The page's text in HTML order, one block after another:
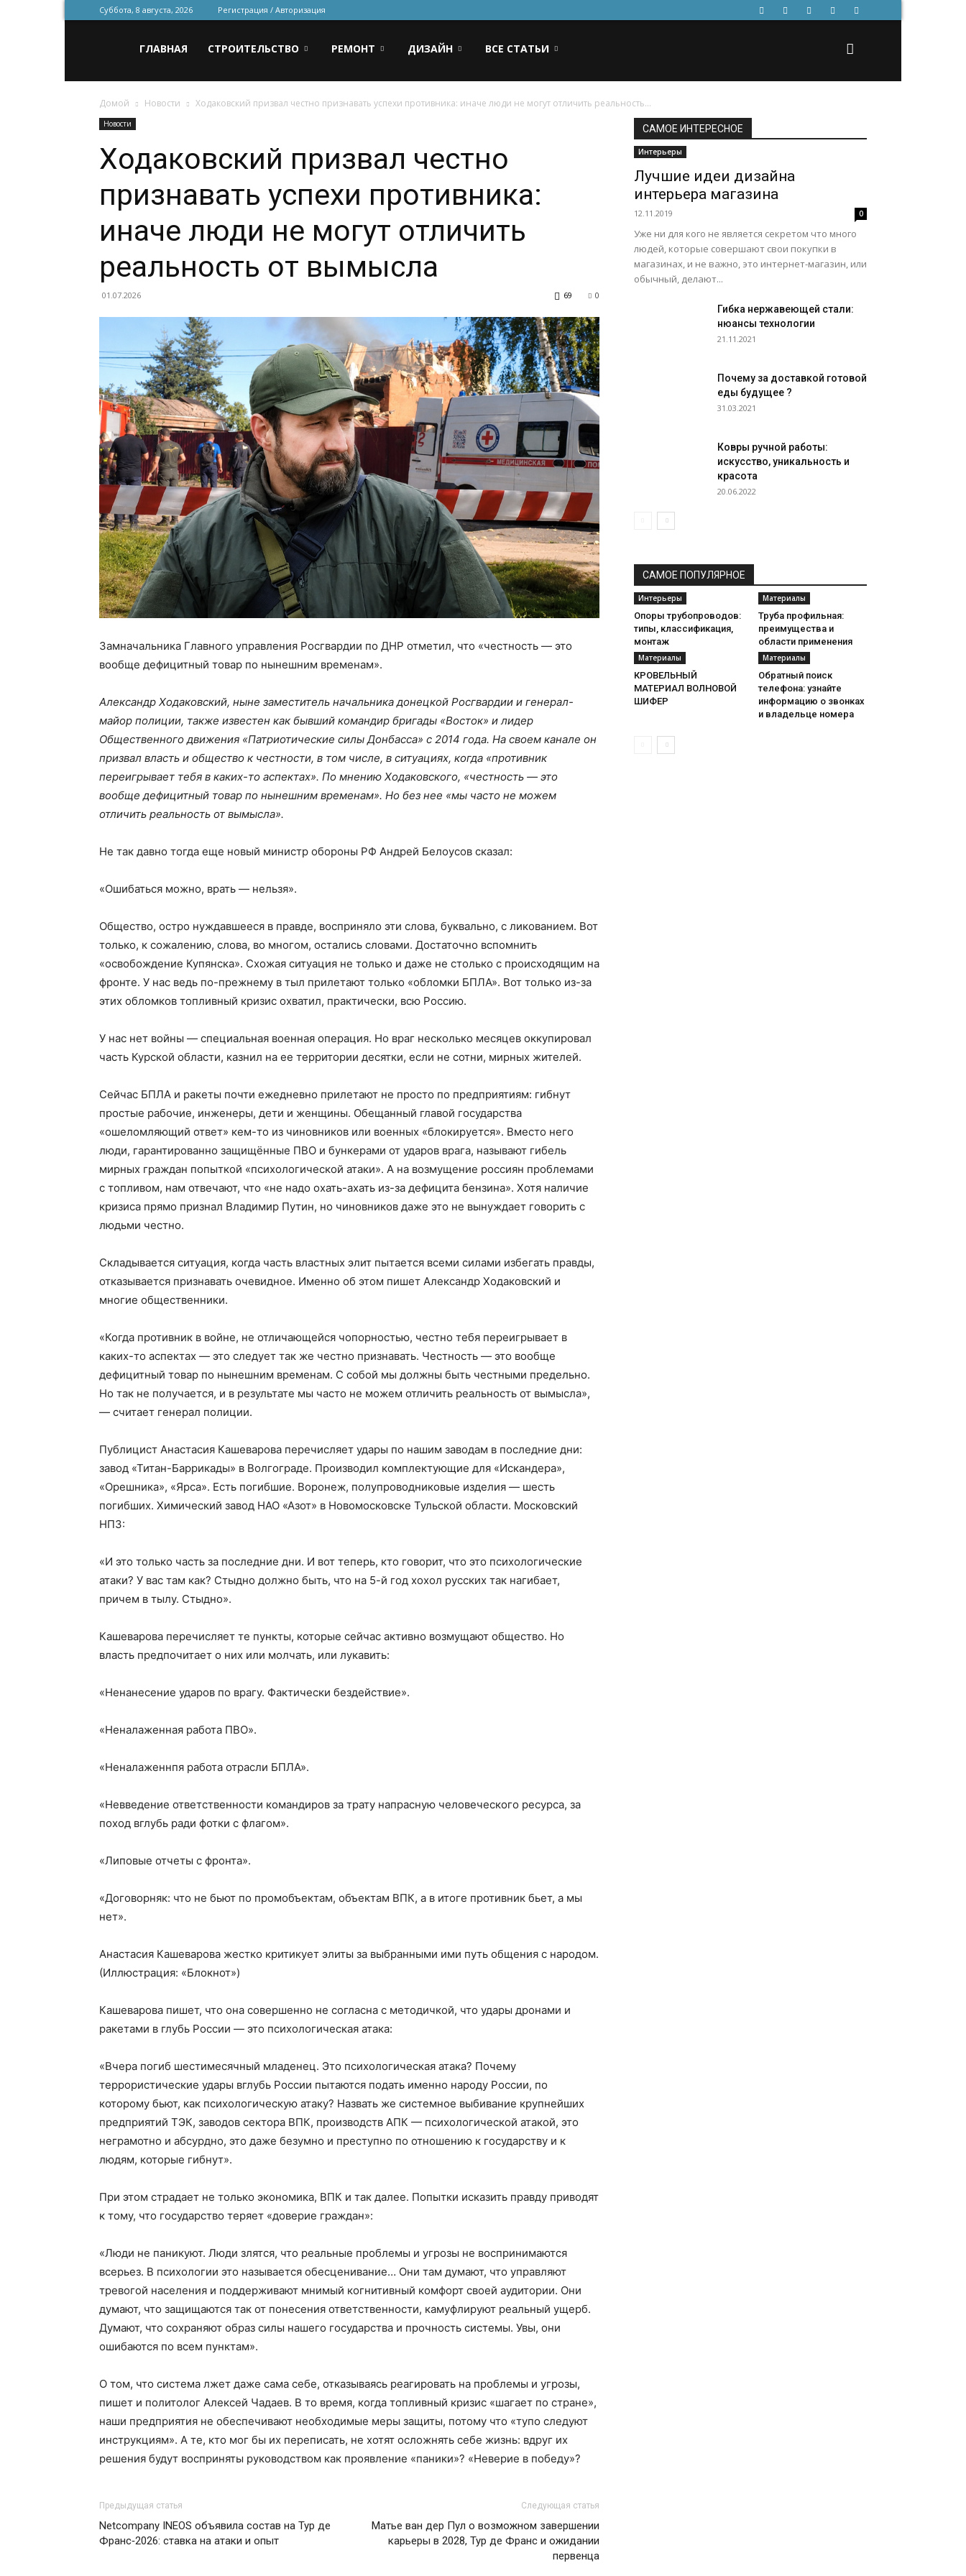
Суббота, 8 августа, 2026 Регистрация / Авторизация
для
строительства
ремонта
ГЛАВНАЯ СТРОИТЕЛЬСТВО РЕМОНТ ДИЗАЙН ВСЕ СТАТЬИ
Домой Новости Ходаковский призвал честно признавать успехи противника: иначе люди не могут отличить реальность...
Новости
Ходаковский призвал честно
признавать успехи противника:
иначе люди не могут отличить
реальность от вымысла
01.07.2026 0
69
Замначальника Главного управления Росгвардии по ДНР отметил, что «честность — это
вообще дефицитный товар по нынешним временам».
Александр Ходаковский, ныне заместитель начальника донецкой Росгвардии и генерал-
майор полиции, также известен как бывший командир бригады «Восток» и лидер
Общественного движения «Патриотические силы Донбасса» с 2014 года. На своем канале он
призвал власть и общество к честности, в том числе, в ситуациях, когда «противник
переигрывает тебя в каких-то аспектах». По мнению Ходаковского, «честность — это
вообще дефицитный товар по нынешним временам». Но без нее «мы часто не можем
отличить реальность от вымысла».
Не так давно тогда еще новый министр обороны РФ Андрей Белоусов сказал:
«Ошибаться можно, врать — нельзя».
Общество, остро нуждавшееся в правде, восприняло эти слова, буквально, с ликованием. Вот
только, к сожалению, слова, во многом, остались словами. Достаточно вспомнить
«освобождение Купянска». Схожая ситуация не только и даже не столько с происходящим на
фронте. У нас ведь по-прежнему в тыл прилетают только «обломки БПЛА». Вот только из-за
этих обломков топливный кризис охватил, практически, всю Россию.
У нас нет войны — специальная военная операция. Но враг несколько месяцев оккупировал
часть Курской области, казнил на ее территории десятки, если не сотни, мирных жителей.
Сейчас БПЛА и ракеты почти ежедневно прилетают не просто по предприятиям: гибнут
простые рабочие, инженеры, дети и женщины. Обещанный главой государства
«ошеломляющий ответ» кем-то из чиновников или военных «блокируется». Вместо него
люди, гарантированно защищённые ПВО и бункерами от ударов врага, называют гибель
мирных граждан попыткой «психологической атаки». А на возмущение россиян проблемами
с топливом, нам отвечают, что «не надо охать-ахать из-за дефицита бензина». Хотя наличие
кризиса прямо признал Владимир Путин, но чиновников даже это не вынуждает говорить с
людьми честно.
Складывается ситуация, когда часть властных элит пытается всеми силами избегать правды,
отказывается признавать очевидное. Именно об этом пишет Александр Ходаковский и
многие общественники.
«Когда противник в войне, не отличающейся чопорностью, честно тебя переигрывает в
каких-то аспектах — это следует так же честно признавать. Честность — это вообще
дефицитный товар по нынешним временам. С собой мы должны быть честными предельно.
Но так не получается, и в результате мы часто не можем отличить реальность от вымысла»,
— считает генерал полиции.
Публицист Анастасия Кашеварова перечисляет удары по нашим заводам в последние дни:
завод «Титан-Баррикады» в Волгограде. Производил комплектующие для «Искандера»,
«Орешника», «Ярса». Есть погибшие. Воронеж, полупроводниковые изделия — шесть
погибших. Химический завод НАО «Азот» в Новомосковске Тульской области. Московский
НПЗ:
«И это только часть за последние дни. И вот теперь, кто говорит, что это психологические
атаки? У вас там как? Стыдно должно быть, что на 5-й год хохол русских так нагибает,
причем в тылу. Стыдно».
Кашеварова перечисляет те пункты, которые сейчас активно возмущают общество. Но
власть предпочитает о них или молчать, или лукавить:
«Ненанесение ударов по врагу. Фактически бездействие».
«Неналаженная работа ПВО».
«Неналаженнпя работа отрасли БПЛА».
«Невведение ответственности командиров за трату напрасную человеческого ресурса, за
поход вглубь ради фотки с флагом».
«Липовые отчеты с фронта».
«Договорняк: что не бьют по промобъектам, объектам ВПК, а в итоге противник бьет, а мы
нет».
Анастасия Кашеварова жестко критикует элиты за выбранными ими путь общения с народом.
(Иллюстрация: «Блокнот»)
Кашеварова пишет, что она совершенно не согласна с методичкой, что удары дронами и
ракетами в глубь России — это психологическая атака:
«Вчера погиб шестимесячный младенец. Это психологическая атака? Почему
террористические удары вглубь России пытаются подать именно народу России, по
которому бьют, как психологическую атаку? Назвать же системное выбивание крупнейших
предприятий ТЭК, заводов сектора ВПК, производств АПК — психологической атакой, это
неграмотно и абсурдно, это даже безумно и преступно по отношению к государству и к
людям, которые гибнут».
При этом страдает не только экономика, ВПК и так далее. Попытки исказить правду приводят
к тому, что государство теряет «доверие граждан»:
«Люди не паникуют. Люди злятся, что реальные проблемы и угрозы не воспринимаются
всерьез. В психологии это называется обесценивание… Они там думают, что управляют
тревогой населения и поддерживают мнимый когнитивный комфорт своей аудитории. Они
думают, что защищаются так от понесения ответственности, камуфлируют реальный ущерб.
Думают, что сохраняют образ силы нашего государства и прочность системы. Увы, они
ошибаются по всем пунктам».
О том, что система лжет даже сама себе, отказываясь реагировать на проблемы и угрозы,
пишет и политолог Алексей Чадаев. В то время, когда топливный кризис «шагает по стране»,
наши предприятия не обеспечивают необходимые меры защиты, потому что «тупо следуют
инструкциям». А те, кто мог бы их переписать, не хотят осложнять себе жизнь: вдруг их
решения будут восприняты руководством как проявление «паники»? «Неверие в победу»?
Предыдущая статья
Netcompany INEOS объявила состав на Тур де
Франс‑2026: ставка на атаки и опыт
Следующая статья
Матье ван дер Пул о возможном завершении
карьеры в 2028, Тур де Франс и ожидании
первенца
САМОЕ ИНТЕРЕСНОЕ
Интерьеры
Лучшие идеи дизайна
интерьера магазина
12.11.2019 0
Уже ни для кого не является секретом что много
людей, которые совершают свои покупки в
магазинах, и не важно, это интернет-магазин, или
обычный, делают...
Гибка нержавеющей стали:
нюансы технологии
21.11.2021
Почему за доставкой готовой
еды будущее ?
31.03.2021
Ковры ручной работы:
искусство, уникальность и
красота
20.06.2022
САМОЕ ПОПУЛЯРНОЕ
Интерьеры
Опоры трубопроводов:
типы, классификация,
монтаж
Материалы
Труба профильная:
преимущества и
области применения
Материалы
КРОВЕЛЬНЫЙ
МАТЕРИАЛ ВОЛНОВОЙ
ШИФЕР
Материалы
Обратный поиск
телефона: узнайте
информацию о звонках
и владельце номера